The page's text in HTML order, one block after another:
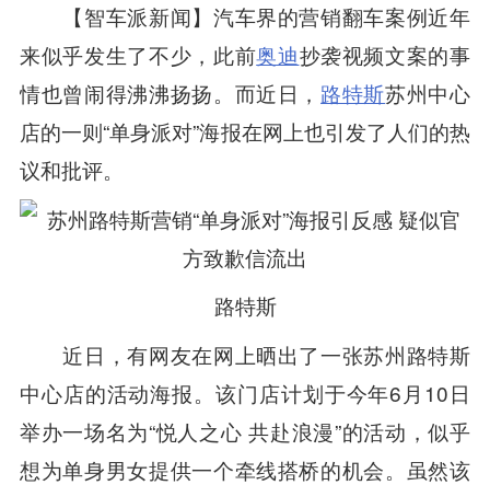
【智车派新闻】汽车界的营销翻车案例近年
来似乎发生了不少，此前奥迪抄袭视频文案的事
情也曾闹得沸沸扬扬。而近日， 路特斯苏州中心
店的一则“单身派对”海报在网上也引发了人们的热
议和批评。
路特斯
近日，有网友在网上晒出了一张苏州路特斯
中心店的活动海报。该门店计划于今年6月10日
举办一场名为“悦人之心 共赴浪漫”的活动，似乎
想为单身男女提供一个牵线搭桥的机会。虽然该